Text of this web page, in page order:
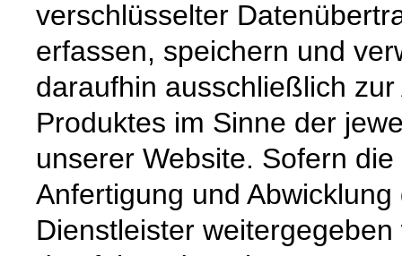
verschlüsselter
erfassen, speichern und
daraufhin ausschließlich
Produktes im Sinne der
unserer Website. Sofern
Anfertigung und
Dienstleister